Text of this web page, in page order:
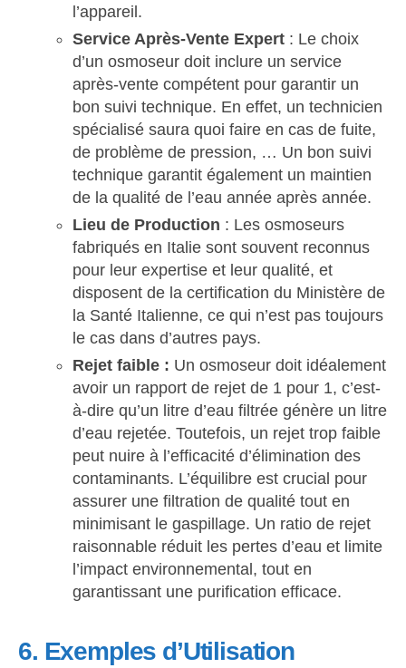
l’appareil.
Service Après-Vente Expert : Le choix
d’un osmoseur doit inclure un service
après-vente compétent pour garantir un
bon suivi technique. En effet, un technicien
spécialisé saura quoi faire en cas de fuite,
de problème de pression, … Un bon suivi
technique garantit également un maintien
de la qualité de l’eau année après année.
Lieu de Production : Les osmoseurs
fabriqués en Italie sont souvent reconnus
pour leur expertise et leur qualité, et
disposent de la certification du Ministère de
la Santé Italienne, ce qui n’est pas toujours
le cas dans d’autres pays.
Rejet faible : Un osmoseur doit idéalement
avoir un rapport de rejet de 1 pour 1, c’est-
à-dire qu’un litre d’eau filtrée génère un litre
d’eau rejetée. Toutefois, un rejet trop faible
peut nuire à l’efficacité d’élimination des
contaminants. L’équilibre est crucial pour
assurer une filtration de qualité tout en
minimisant le gaspillage. Un ratio de rejet
raisonnable réduit les pertes d’eau et limite
l’impact environnemental, tout en
garantissant une purification efficace.
6. Exemples d’Utilisation